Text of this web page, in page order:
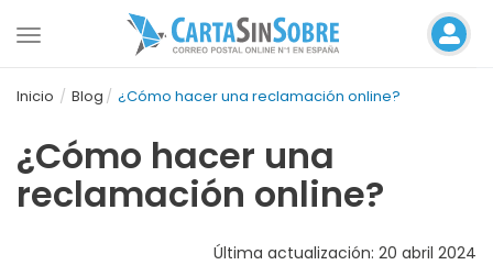
Toggle
Inicio Blog ¿Cómo hacer una reclamación online?
¿Cómo hacer una
reclamación online?
Última actualización: 20 abril 2024